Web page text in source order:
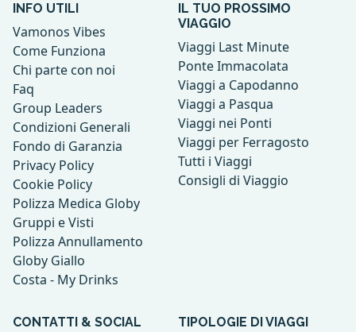
INFO UTILI
Vamonos Vibes
Come Funziona
Chi parte con noi
Faq
Group Leaders
Condizioni Generali
Fondo di Garanzia
Privacy Policy
Cookie Policy
Polizza Medica Globy
Gruppi e Visti
Polizza Annullamento
Globy Giallo
Costa - My Drinks
IL TUO PROSSIMO
VIAGGIO
Viaggi Last Minute
Ponte Immacolata
Viaggi a Capodanno
Viaggi a Pasqua
Viaggi nei Ponti
Viaggi per Ferragosto
Tutti i Viaggi
Consigli di Viaggio
CONTATTI & SOCIAL TIPOLOGIE DI VIAGGI